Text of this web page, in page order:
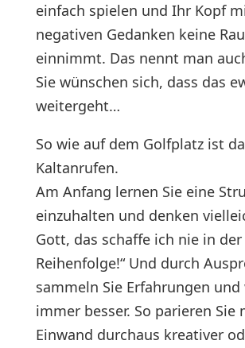
einfach spielen und Ihr Kopf
negativen Gedanken keine
einnimmt. Das nennt man
Sie wünschen sich, dass das
weitergeht…
So wie auf dem Golfplatz ist
Kaltanrufen.
Am Anfang lernen Sie eine
einzuhalten und denken
Gott, das schaffe ich nie in der
Reihenfolge!“ Und durch
sammeln Sie Erfahrungen und
immer besser. So parieren Sie
Einwand durchaus kreativer